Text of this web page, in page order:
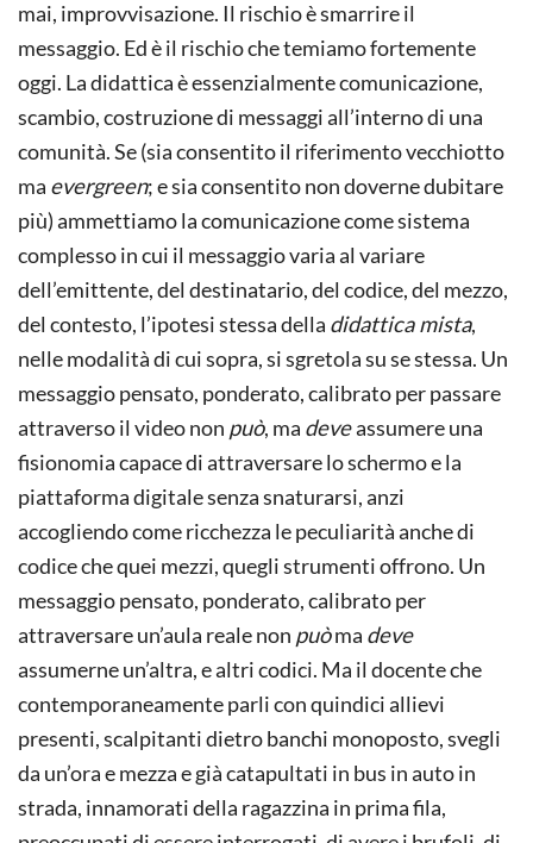
mai, improvvisazione. Il rischio è smarrire il
messaggio. Ed è il rischio che temiamo fortemente
oggi. La didattica è essenzialmente comunicazione,
scambio, costruzione di messaggi all’interno di una
comunità. Se (sia consentito il riferimento vecchiotto
ma evergreen; e sia consentito non doverne dubitare
più) ammettiamo la comunicazione come sistema
complesso in cui il messaggio varia al variare
dell’emittente, del destinatario, del codice, del mezzo,
del contesto, l’ipotesi stessa della didattica mista,
nelle modalità di cui sopra, si sgretola su se stessa. Un
messaggio pensato, ponderato, calibrato per passare
attraverso il video non può, ma deveassumere una
fisionomia capace di attraversare lo schermo e la
piattaforma digitale senza snaturarsi, anzi
accogliendo come ricchezza le peculiarità anche di
codice che quei mezzi, quegli strumenti offrono. Un
messaggio pensato, ponderato, calibrato per
attraversare un’aula reale non puòma deve
assumerne un’altra, e altri codici. Ma il docente che
contemporaneamente parli con quindici allievi
presenti, scalpitanti dietro banchi monoposto, svegli
da un’ora e mezza e già catapultati in bus in auto in
strada, innamorati della ragazzina in prima fila,